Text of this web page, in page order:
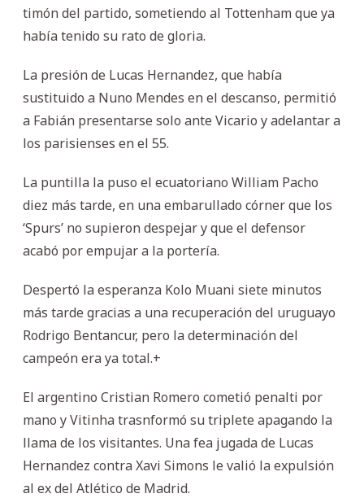
timón del partido, sometiendo al Tottenham que ya
había tenido su rato de gloria.
La presión de Lucas Hernandez, que había
sustituido a Nuno Mendes en el descanso, permitió
a Fabián presentarse solo ante Vicario y adelantar a
los parisienses en el 55.
La puntilla la puso el ecuatoriano William Pacho
diez más tarde, en una embarullado córner que los
‘Spurs’ no supieron despejar y que el defensor
acabó por empujar a la portería.
Despertó la esperanza Kolo Muani siete minutos
más tarde gracias a una recuperación del uruguayo
Rodrigo Bentancur, pero la determinación del
campeón era ya total.+
El argentino Cristian Romero cometió penalti por
mano y Vitinha trasnformó su triplete apagando la
llama de los visitantes. Una fea jugada de Lucas
Hernandez contra Xavi Simons le valió la expulsión
al ex del Atlético de Madrid.